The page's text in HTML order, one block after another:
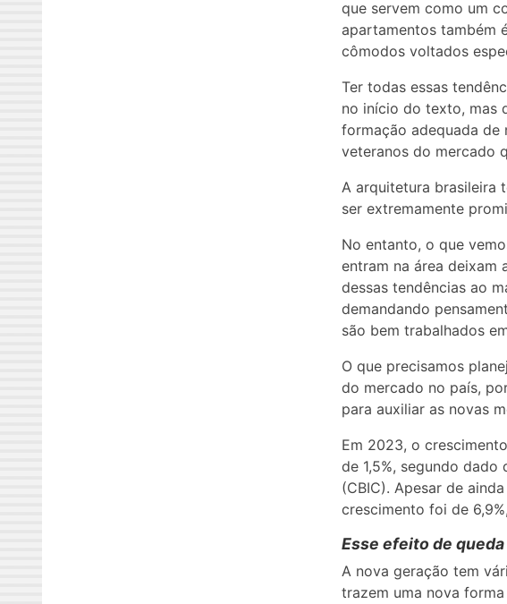
que servem como um
apartamentos também
cômodos voltados
Ter todas essas
no início do texto, mas
formação adequada
veteranos do mercado
A arquitetura brasileira
ser extremamente
No entanto, o que
entram na área deixam
dessas tendências ao
demandando
são bem trabalhados
O que precisamos
do mercado no país,
para auxiliar as novas
Em 2023, o
de 1,5%, segundo
(CBIC). Apesar de
crescimento foi de
Esse efeito de
A nova geração tem
trazem uma nova